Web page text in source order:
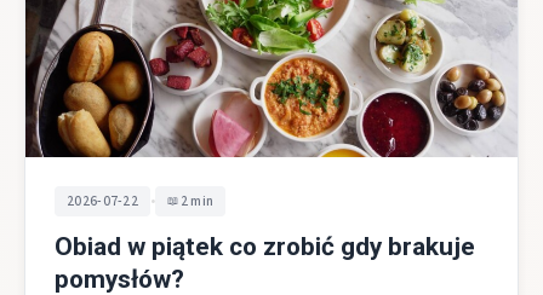
2026-07-22 • 2 min
Obiad w piątek co zrobić gdy brakuje
pomysłów?